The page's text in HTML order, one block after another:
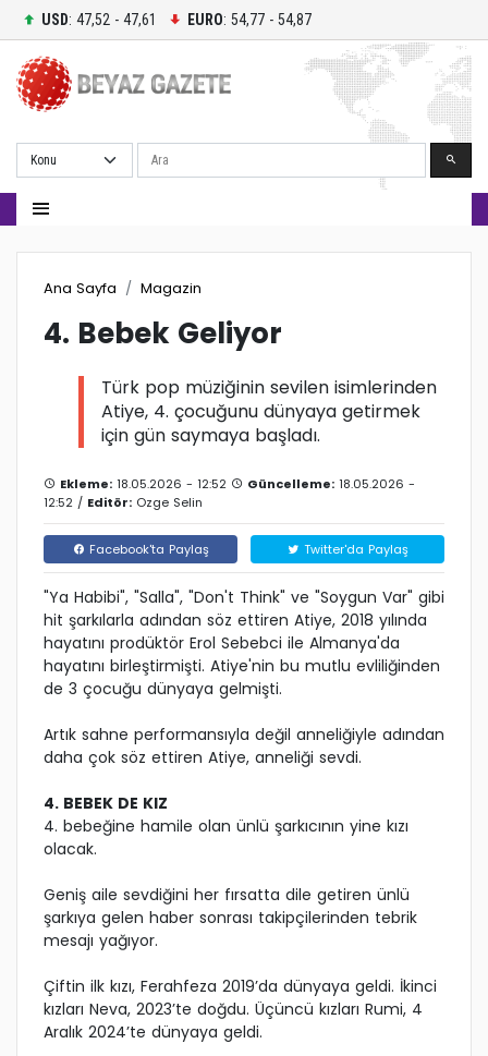
USD: 47,52 - 47,61 EURO: 54,77 - 54,87
Ara
Ana Sayfa Magazin
4. Bebek Geliyor
Türk pop müziğinin sevilen isimlerinden
Atiye, 4. çocuğunu dünyaya getirmek
için gün saymaya başladı.
Ekleme: 18.05.2026 - 12:52 Güncelleme: 18.05.2026 -
12:52 / Editör: Ozge Selin
Facebook'ta Paylaş Twitter'da Paylaş
"Ya Habibi", "Salla", "Don't Think" ve "Soygun Var" gibi
hit şarkılarla adından söz ettiren Atiye, 2018 yılında
hayatını prodüktör Erol Sebebci ile Almanya'da
hayatını birleştirmişti. Atiye'nin bu mutlu evliliğinden
de 3 çocuğu dünyaya gelmişti.
Artık sahne performansıyla değil anneliğiyle adından
daha çok söz ettiren Atiye, anneliği sevdi.
4. BEBEK DE KIZ
4. bebeğine hamile olan ünlü şarkıcının yine kızı
olacak.
Geniş aile sevdiğini her fırsatta dile getiren ünlü
şarkıya gelen haber sonrası takipçilerinden tebrik
mesajı yağıyor.
Çiftin ilk kızı, Ferahfeza 2019’da dünyaya geldi. İkinci
kızları Neva, 2023’te doğdu. Üçüncü kızları Rumi, 4
Aralık 2024’te dünyaya geldi.